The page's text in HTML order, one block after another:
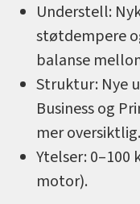
Understell:
støtdempere
balanse
Struktur: Nye
Business og
mer oversiktlig.
Ytelser: 0–100
motor).